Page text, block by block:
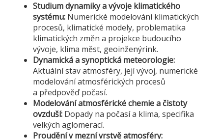
Studium dynamiky a vývoje klimatického
systému:Numerické modelování klimatických
procesů, klimatické modely, problematika
klimatických změn a projekce budoucího
vývoje, klima měst, geoinženýrink.
Dynamická a synoptická meteorologie:
Aktuální stav atmosféry, její vývoj, numerické
modelování atmosférických procesů
a předpověď počasí.
Modelování atmosférické chemie a čistoty
ovzduší:Dopady na počasí a klima, specifika
velkých aglomerací.
Proudění v mezní vrstvě atmosféry: